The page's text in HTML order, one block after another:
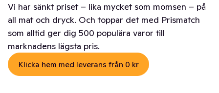
Vi har sänkt priset – lika mycket som momsen – på
all mat och dryck. Och toppar det med Prismatch
som alltid ger dig 500 populära varor till
marknadens lägsta pris.
Klicka hem med leverans från 0 kr